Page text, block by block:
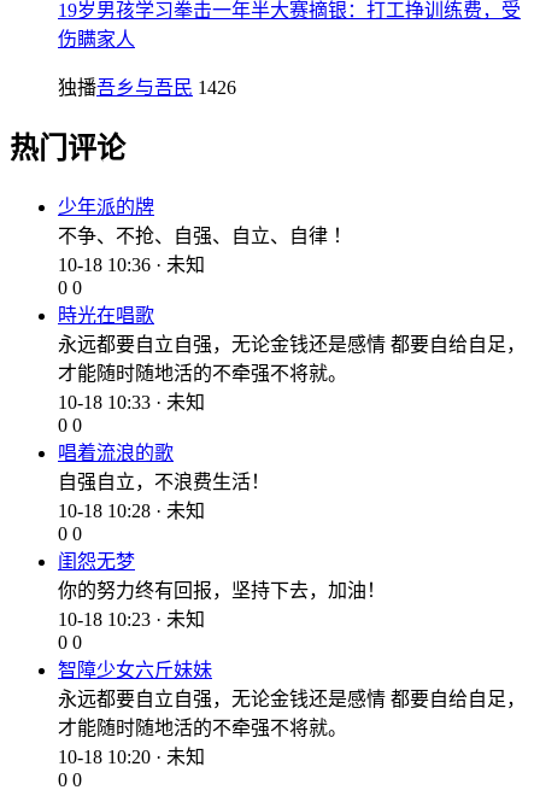
19岁男孩学习拳击一年半大赛摘银：打工挣训练费，受
伤瞒家人
独播吾乡与吾民 1426
热门评论
少年派的牌
不争、不抢、自强、自立、自律 ！
10-18 10:36 · 未知
0 0
時光在唱歌
永远都要自立自强，无论金钱还是感情 都要自给自足，
才能随时随地活的不牵强不将就。 ​
10-18 10:33 · 未知
0 0
唱着流浪的歌
自强自立，不浪费生活！
10-18 10:28 · 未知
0 0
闺怨无梦
你的努力终有回报，坚持下去，加油！
10-18 10:23 · 未知
0 0
智障少女六斤妹妹
永远都要自立自强，无论金钱还是感情 都要自给自足，
才能随时随地活的不牵强不将就。 ​
10-18 10:20 · 未知
0 0